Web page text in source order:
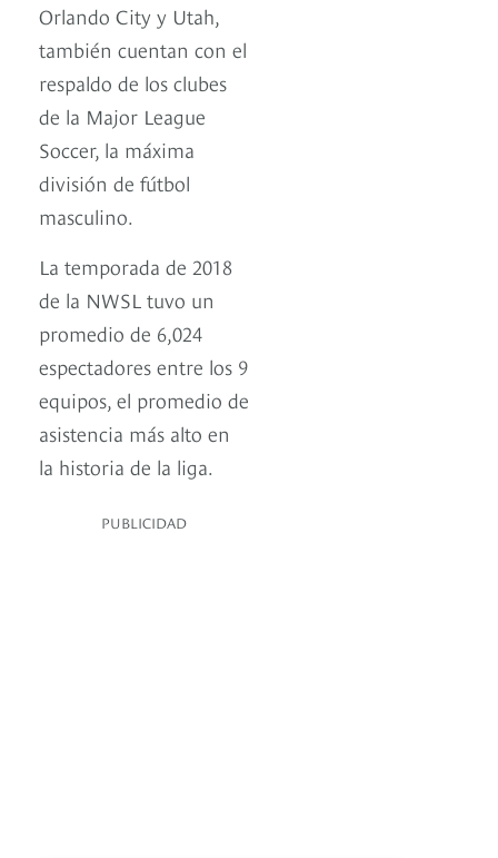
Orlando City y Utah,
también cuentan con el
respaldo de los clubes
de la Major League
Soccer, la máxima
división de fútbol
masculino.
La temporada de 2018
de la NWSL tuvo un
promedio de 6,024
espectadores entre los 9
equipos, el promedio de
asistencia más alto en
la historia de la liga.
PUBLICIDAD